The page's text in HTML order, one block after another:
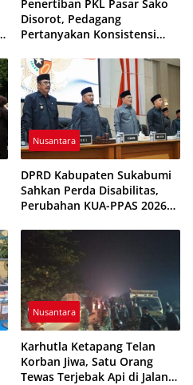
Penertiban PKL Pasar Sako
Disorot, Pedagang
Pertanyakan Konsistensi
Pungutan
Nusantara
DPRD Kabupaten Sukabumi
Sahkan Perda Disabilitas,
Perubahan KUA-PPAS 2026
Nusantara
Karhutla Ketapang Telan
Korban Jiwa, Satu Orang
Tewas Terjebak Api di Jalan